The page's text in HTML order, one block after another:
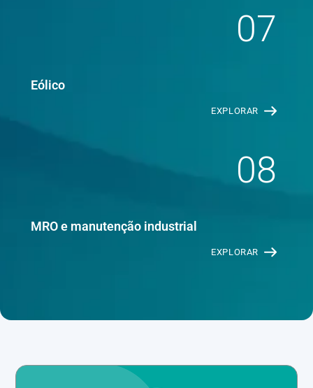
07
Eólico
EXPLORAR
08
MRO e manutenção industrial
EXPLORAR